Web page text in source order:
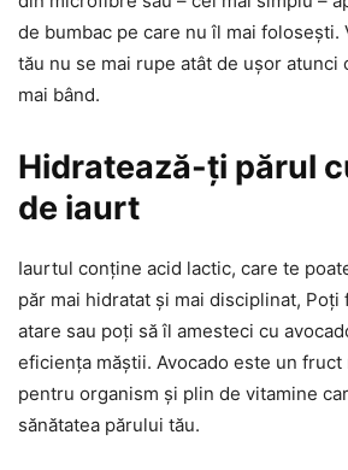
de bumbac pe care nu îl mai folosești.
tău nu se mai rupe atât de ușor atunci
mai bând.
Hidratează-ți părul
de iaurt
Iaurtul conține acid lactic, care te
păr mai hidratat și mai disciplinat,
atare sau poți să îl amesteci cu
eficiența măștii. Avocado este un fruct
pentru organism și plin de vitamine
sănătatea părului tău.